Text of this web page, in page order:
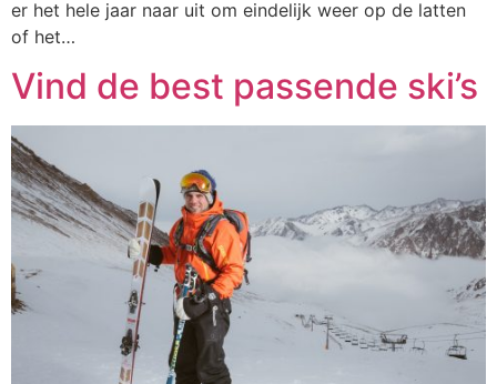
er het hele jaar naar uit om eindelijk weer op de latten
of het…
Vind de best passende ski’s